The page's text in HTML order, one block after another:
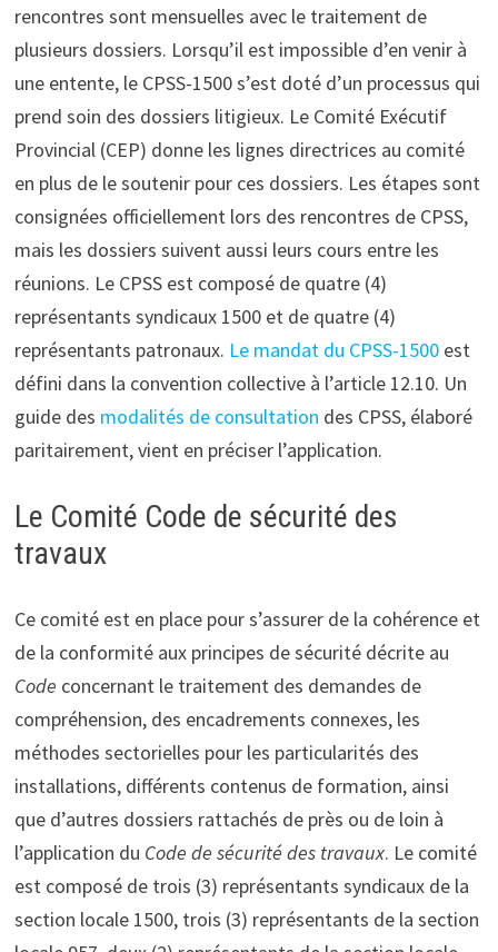
rencontres sont mensuelles avec le traitement de
plusieurs dossiers. Lorsqu’il est impossible d’en venir à
une entente, le CPSS-1500 s’est doté d’un processus qui
prend soin des dossiers litigieux. Le Comité Exécutif
Provincial (CEP) donne les lignes directrices au comité
en plus de le soutenir pour ces dossiers. Les étapes sont
consignées officiellement lors des rencontres de CPSS,
mais les dossiers suivent aussi leurs cours entre les
réunions. Le CPSS est composé de quatre (4)
représentants syndicaux 1500 et de quatre (4)
représentants patronaux. Le mandat du CPSS-1500est
défini dans la convention collective à l’article 12.10. Un
guide des modalités de consultation des CPSS, élaboré
paritairement, vient en préciser l’application.
Le Comité Code de sécurité des
travaux
Ce comité est en place pour s’assurer de la cohérence et
de la conformité aux principes de sécurité décrite au
Code concernant le traitement des demandes de
compréhension, des encadrements connexes, les
méthodes sectorielles pour les particularités des
installations, différents contenus de formation, ainsi
que d’autres dossiers rattachés de près ou de loin à
l’application du Code de sécurité des travaux. Le comité
est composé de trois (3) représentants syndicaux de la
section locale 1500, trois (3) représentants de la section